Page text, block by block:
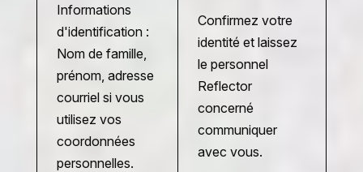
Informations
d'identification :
Nom de famille,
prénom, adresse
courriel si vous
utilisez vos
coordonnées
personnelles.
Confirmez votre
identité et laissez
le personnel
Reflector
concerné
communiquer
avec vous.